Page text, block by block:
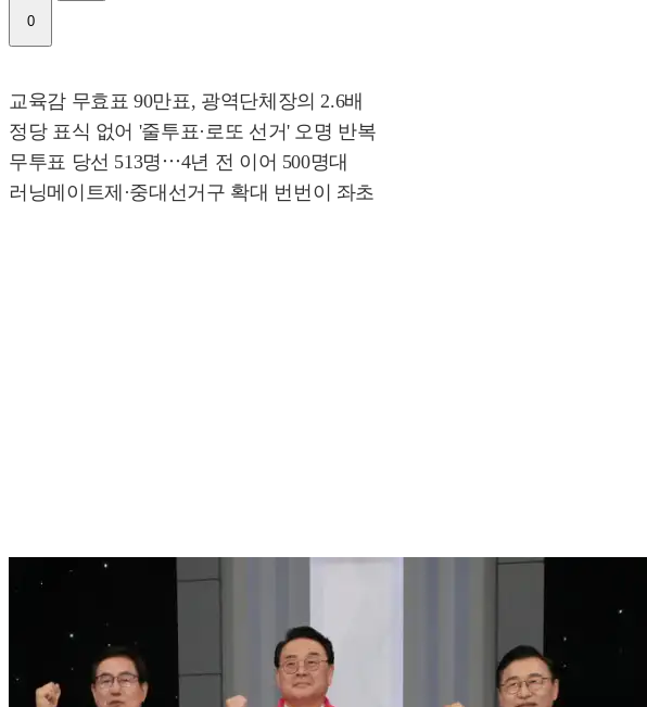
0
교육감 무효표 90만표, 광역단체장의 2.6배
정당 표식 없어 '줄투표·로또 선거' 오명 반복
무투표 당선 513명⋯4년 전 이어 500명대
러닝메이트제·중대선거구 확대 번번이 좌초